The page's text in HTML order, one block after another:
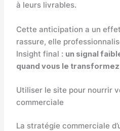
à leurs livrables.
Cette anticipation a un
rassure, elle
Insight final : un signal
quand vous le
Utiliser le site pour nourrir
commerciale
La stratégie commerciale